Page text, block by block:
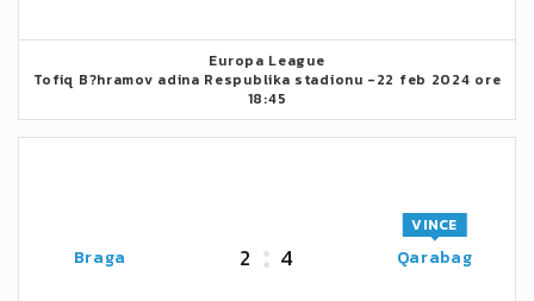
Europa League
Tofiq B?hramov adina Respublika stadionu -22 feb 2024 ore
18:45
Braga 2 4 Qarabag
VINCE